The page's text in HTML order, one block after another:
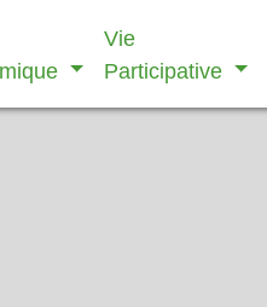
Vie
Participative